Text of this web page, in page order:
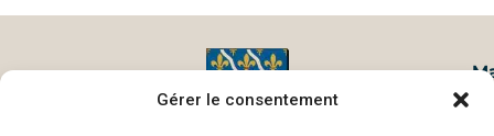
Gérer le consentement